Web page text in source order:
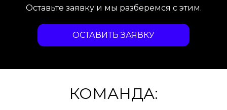
Оставьте заявку и мы разберемся с этим.
ОСТАВИТЬ ЗАЯВКУ
КОМАНДА: